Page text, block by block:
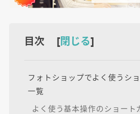
目次 [閉じる]
フォトショップでよく使うシ
一覧
よく使う基本操作のショート